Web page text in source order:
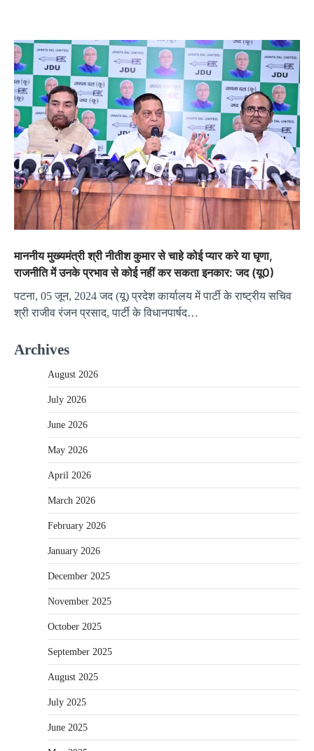
माननीय मुख्यमंत्री श्री नीतीश कुमार से चाहे कोई प्यार करे या घृणा,
राजनीति में उनके प्रभाव से कोई नहीं कर सकता इनकार: जद (यू0)
पटना, 05 जून, 2024 जद (यू) प्रदेश कार्यालय में पार्टी के राष्ट्रीय सचिव
श्री राजीव रंजन प्रसाद, पार्टी के विधानपार्षद…
Archives
August 2026
July 2026
June 2026
May 2026
April 2026
March 2026
February 2026
January 2026
December 2025
November 2025
October 2025
September 2025
August 2025
July 2025
June 2025